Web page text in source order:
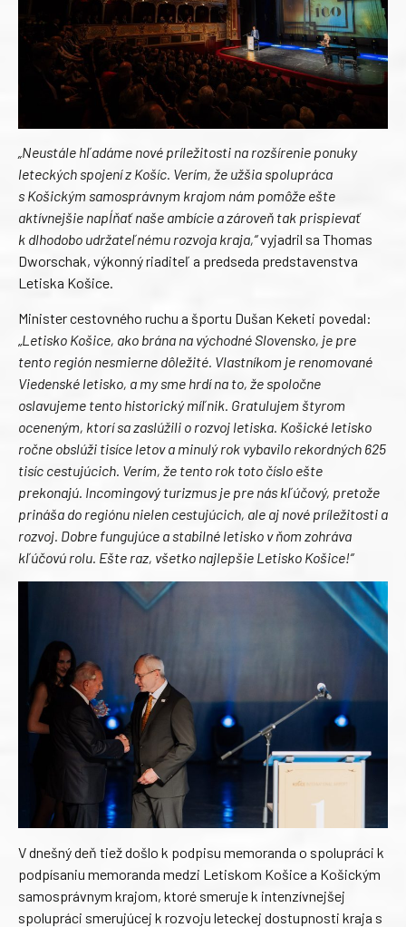
„Neustále hľadáme nové príležitosti na rozšírenie ponuky
leteckých spojení z Košíc. Verím, že užšia spolupráca
s Košickým samosprávnym krajom nám pomôže ešte
aktívnejšie napĺňať naše ambície a zároveň tak prispievať
k dlhodobo udržateľnému rozvoja kraja,“vyjadril sa Thomas
Dworschak, výkonný riaditeľ a predseda predstavenstva
Letiska Košice.
Minister cestovného ruchu a športu Dušan Keketi povedal:
Letisko Košice, ako brána na východné Slovensko, je pre
tento región nesmierne dôležité. Vlastníkom je renomované
Viedenské letisko, a my sme hrdí na to, že spoločne
oslavujeme tento historický míľnik. Gratulujem štyrom
oceneným, ktorí sa zaslúžili o rozvoj letiska. Košické letisko
ročne obslúži tisíce letov a minulý rok vybavilo rekordných 625
tisíc cestujúcich. Verím, že tento rok toto číslo ešte
prekonajú. Incomingový turizmus je pre nás kľúčový, pretože
prináša do regiónu nielen cestujúcich, ale aj nové príležitosti a
rozvoj. Dobre fungujúce a stabilné letisko v ňom zohráva
kľúčovú rolu. Ešte raz, všetko najlepšie Letisko Košice!“
V dnešný deň tiež došlo k podpisu memoranda o spolupráci k
podpísaniu memoranda medzi Letiskom Košice a Košickým
samosprávnym krajom, ktoré smeruje k intenzívnejšej
spolupráci smerujúcej k rozvoju leteckej dostupnosti kraja s